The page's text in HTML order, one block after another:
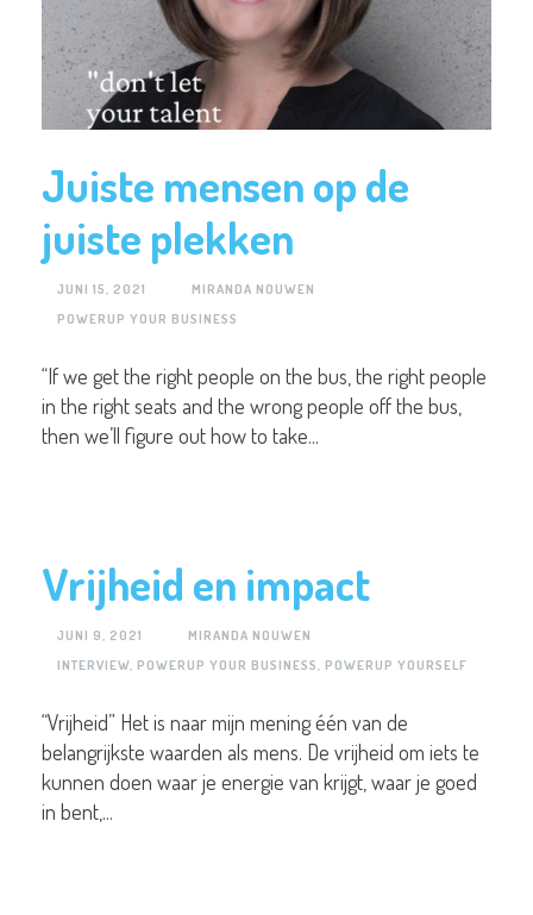
Juiste mensen op de
juiste plekken
JUNI 15, 2021
MIRANDA NOUWEN
POWERUP YOUR BUSINESS
“If we get the right people on the bus, the right people
in the right seats and the wrong people off the bus,
then we’ll figure out how to take...
Vrijheid en impact
JUNI 9, 2021
MIRANDA NOUWEN
INTERVIEW, POWERUP YOUR BUSINESS, POWERUP YOURSELF
“Vrijheid” Het is naar mijn mening één van de
belangrijkste waarden als mens. De vrijheid om iets te
kunnen doen waar je energie van krijgt, waar je goed
in bent,...